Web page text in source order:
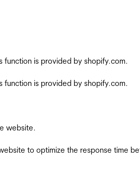
function is provided by shopify.com.
function is provided by shopify.com.
website.
to optimize the response time